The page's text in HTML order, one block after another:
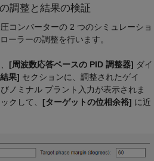
調整と結果の検証
コンバーターの 2 つのシミュレーショ
ーラーの調整を行います。
[周波数応答ベースの PID 調整器] ダイ
果] セクションに、調整されたゲイ
ノミナル プラント入力が表示されま
クして、 [ターゲットの位相余裕] に近